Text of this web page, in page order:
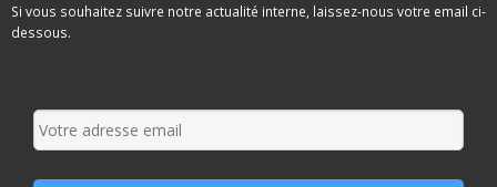
Si vous souhaitez suivre notre actualité interne, laissez-nous votre email ci-
dessous.